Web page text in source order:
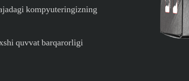
kompyuteringizning
quvvat barqarorligi